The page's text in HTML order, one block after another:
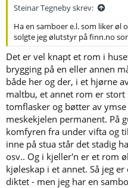
Nå er det der litt tvetydig, for
var rimelig avansert, så sjølsagt
tekniske løsninger å få kjøpt
sørga for det.
Akk ja. Jeg mener ikke å bli
råd. Det kan jo hende dere har
da må dere få bruke dem som
litt lei meg. (Jeg vokste opp
og var nesten 30 da Willoch tok
Og det kan være mye å tjene
sjølsnekra diktet Mosher
Vis vedlegget 64851
Steinar Tegneby skrev:
Ha en samboer e.l. som liker øl
solgte jeg ølutstyr på finn.no
Det er vel knapt et rom i
brygging på en eller annen
både her og der, i et hjørne
maltbu, et annet rom er
tomflasker og bøtter av
meskekjelen permanent. På
komfyren fra under vifta og
inne på stua står det stadig
osv.. Og i kjeller'n er et rom
kjøleskap i et annet. Så jeg
diktet - men jeg har en